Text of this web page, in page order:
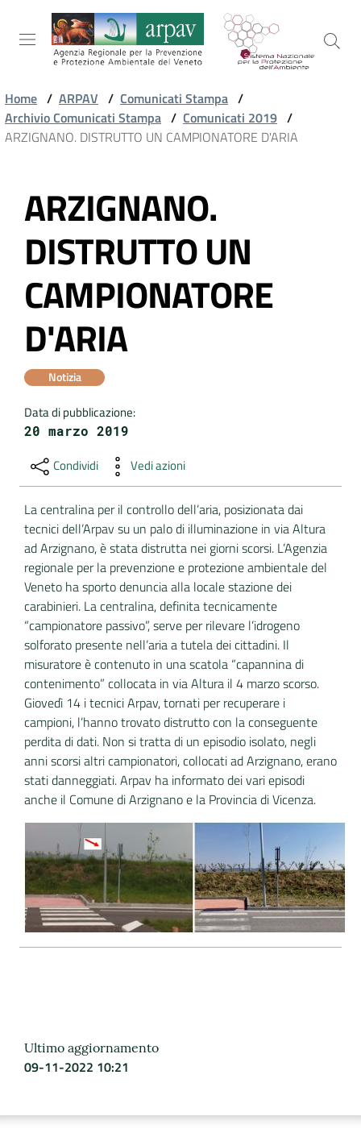
Salta al contenuto
Salta alla navigazione
Salta al footer
ARPAV
TEMI
AMBIENTALI
TERRITORIO
SERVIZI
AMBIENTALI
Seguici
su
Home / ARPAV / Comunicati Stampa /
Archivio Comunicati Stampa / Comunicati 2019 /
ARZIGNANO. DISTRUTTO UN CAMPIONATORE D'ARIA
Vai al contenuto
ARZIGNANO.
DISTRUTTO UN
CAMPIONATORE
D'ARIA
Notizia
Data di pubblicazione:
20 marzo 2019
Condividi Vedi azioni
La centralina per il controllo dell’aria, posizionata dai
tecnici dell’Arpav su un palo di illuminazione in via Altura
ad Arzignano, è stata distrutta nei giorni scorsi. L’Agenzia
regionale per la prevenzione e protezione ambientale del
Veneto ha sporto denuncia alla locale stazione dei
carabinieri. La centralina, definita tecnicamente
“campionatore passivo”, serve per rilevare l’idrogeno
solforato presente nell’aria a tutela dei cittadini. Il
misuratore è contenuto in una scatola “capannina di
contenimento” collocata in via Altura il 4 marzo scorso.
Giovedì 14 i tecnici Arpav, tornati per recuperare i
campioni, l’hanno trovato distrutto con la conseguente
perdita di dati. Non si tratta di un episodio isolato, negli
anni scorsi altri campionatori, collocati ad Arzignano, erano
stati danneggiati. Arpav ha informato dei vari episodi
anche il Comune di Arzignano e la Provincia di Vicenza.
Ultimo aggiornamento
09-11-2022 10:21